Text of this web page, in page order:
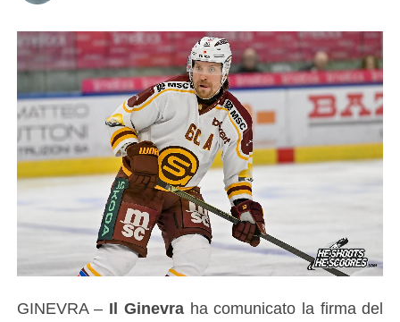
GINEVRA – Il Ginevraha comunicato la firma del